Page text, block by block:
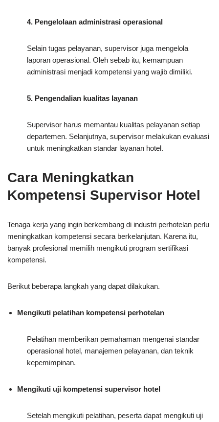
4. Pengelolaan administrasi operasional
Selain tugas pelayanan, supervisor juga mengelola
laporan operasional. Oleh sebab itu, kemampuan
administrasi menjadi kompetensi yang wajib dimiliki.
5. Pengendalian kualitas layanan
Supervisor harus memantau kualitas pelayanan setiap
departemen. Selanjutnya, supervisor melakukan evaluasi
untuk meningkatkan standar layanan hotel.
Cara Meningkatkan
Kompetensi Supervisor Hotel
Tenaga kerja yang ingin berkembang di industri perhotelan perlu
meningkatkan kompetensi secara berkelanjutan. Karena itu,
banyak profesional memilih mengikuti program sertifikasi
kompetensi.
Berikut beberapa langkah yang dapat dilakukan.
Mengikuti pelatihan kompetensi perhotelan
Pelatihan memberikan pemahaman mengenai standar
operasional hotel, manajemen pelayanan, dan teknik
kepemimpinan.
Mengikuti uji kompetensi supervisor hotel
Setelah mengikuti pelatihan, peserta dapat mengikuti uji